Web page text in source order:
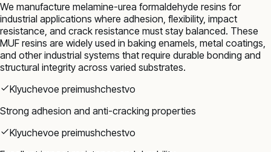
We manufacture melamine-urea formaldehyde resins for
industrial applications where adhesion, flexibility, impact
resistance, and crack resistance must stay balanced. These
MUF resins are widely used in baking enamels, metal coatings,
and other industrial systems that require durable bonding and
structural integrity across varied substrates.
Klyuchevoe preimushchestvo
Strong adhesion and anti-cracking properties
Klyuchevoe preimushchestvo